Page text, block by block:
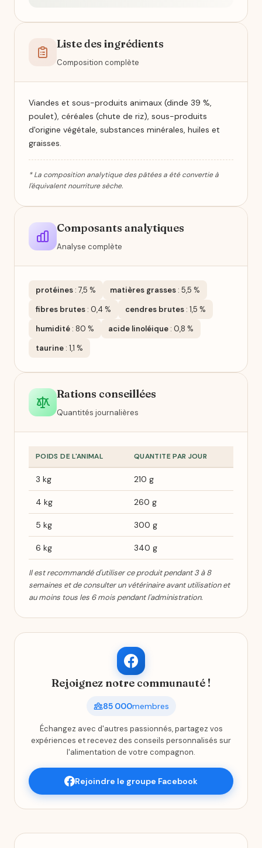
Liste des ingrédients
Composition complète
Viandes et sous-produits animaux (dinde 39 %,
poulet), céréales (chute de riz), sous-produits
d'origine végétale, substances minérales, huiles et
graisses.
* La composition analytique des pâtées a été convertie à
l'équivalent nourriture sèche.
Composants analytiques
Analyse complète
protéines : 7,5 % matières grasses : 5,5 %
fibres brutes : 0,4 % cendres brutes : 1,5 %
humidité : 80 % acide linoléique : 0,8 %
taurine : 1,1 %
Rations conseillées
Quantités journalières
POIDS DE L'ANIMAL QUANTITE PAR JOUR
3 kg 210 g
4 kg 260 g
5 kg 300 g
6 kg 340 g
Il est recommandé d'utiliser ce produit pendant 3 à 8
semaines et de consulter un vétérinaire avant utilisation et
au moins tous les 6 mois pendant l'administration.
Rejoignez notre communauté !
85 000membres
Échangez avec d'autres passionnés, partagez vos
expériences et recevez des conseils personnalisés sur
l'alimentation de votre compagnon.
Rejoindre le groupe Facebook